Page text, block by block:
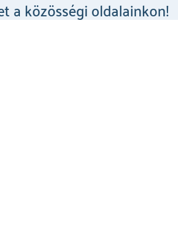
a közösségi oldalainkon!